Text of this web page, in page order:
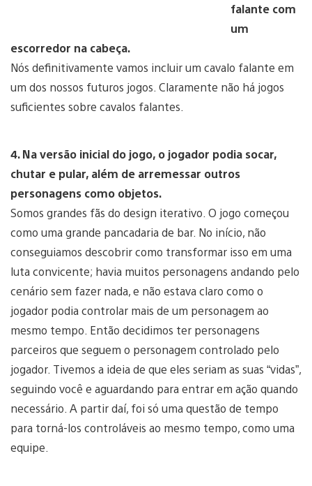
falante com
um
escorredor na cabeça.
Nós definitivamente vamos incluir um cavalo falante em
um dos nossos futuros jogos. Claramente não há jogos
suficientes sobre cavalos falantes.
4. Na versão inicial do jogo, o jogador podia socar,
chutar e pular, além de arremessar outros
personagens como objetos.
Somos grandes fãs do design iterativo. O jogo começou
como uma grande pancadaria de bar. No início, não
conseguiamos descobrir como transformar isso em uma
luta convicente; havia muitos personagens andando pelo
cenário sem fazer nada, e não estava claro como o
jogador podia controlar mais de um personagem ao
mesmo tempo. Então decidimos ter personagens
parceiros que seguem o personagem controlado pelo
jogador. Tivemos a ideia de que eles seriam as suas “vidas”,
seguindo você e aguardando para entrar em ação quando
necessário. A partir daí, foi só uma questão de tempo
para torná-los controláveis ao mesmo tempo, como uma
equipe.